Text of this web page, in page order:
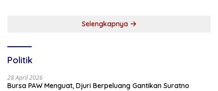
Selengkapnya
Politik
28 April 2026
Bursa PAW Menguat, Djuri Berpeluang Gantikan Suratno